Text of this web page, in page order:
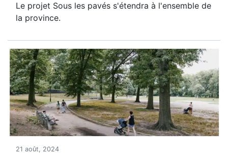
Le projet Sous les pavés s'étendra à l'ensemble de
la province.
21 août, 2024